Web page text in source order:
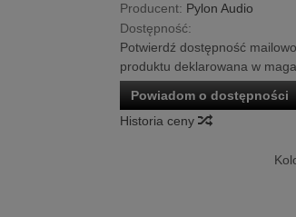
Producent: Pylon Audio
Dostępność:
Potwierdź dostępność
produktu deklarowana w
Powiadom o dostępności
Historia ceny